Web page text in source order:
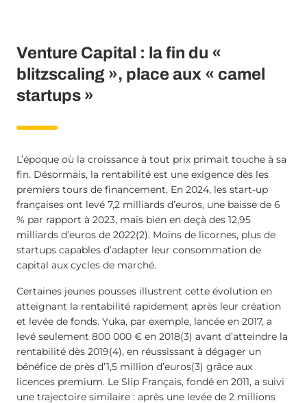
Venture Capital : la fin du «
blitzscaling », place aux « camel
startups »
L’époque où la croissance à tout prix primait touche à sa
fin. Désormais, la rentabilité est une exigence dès les
premiers tours de financement. En 2024, les start-up
françaises ont levé 7,2 milliards d’euros, une baisse de 6
% par rapport à 2023, mais bien en deçà des 12,95
milliards d’euros de 2022(2). Moins de licornes, plus de
startups capables d’adapter leur consommation de
capital aux cycles de marché.
Certaines jeunes pousses illustrent cette évolution en
atteignant la rentabilité rapidement après leur création
et levée de fonds. Yuka, par exemple, lancée en 2017, a
levé seulement 800 000 € en 2018(3) avant d’atteindre la
rentabilité dès 2019(4), en réussissant à dégager un
bénéfice de près d’1,5 million d’euros(3) grâce aux
licences premium. Le Slip Français, fondé en 2011, a suivi
une trajectoire similaire : après une levée de 2 millions